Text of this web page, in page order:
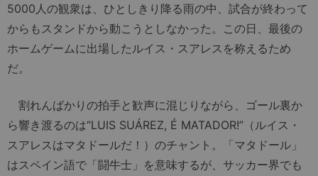
5000人の観衆は、ひとしきり降る雨の中、試合が終わって
からもスタンドから動こうとしなかった。この日、最後の
ホームゲームに出場したルイス・スアレスを称えるため
だ。
割れんばかりの拍手と歓声に混じりながら、ゴール裏か
ら響き渡るのは“LUIS SUÁREZ, É MATADOR!”（ルイス・
スアレスはマタドールだ！）のチャント。「マタドール」
はスペイン語で「闘牛士」を意味するが、サッカー界でも